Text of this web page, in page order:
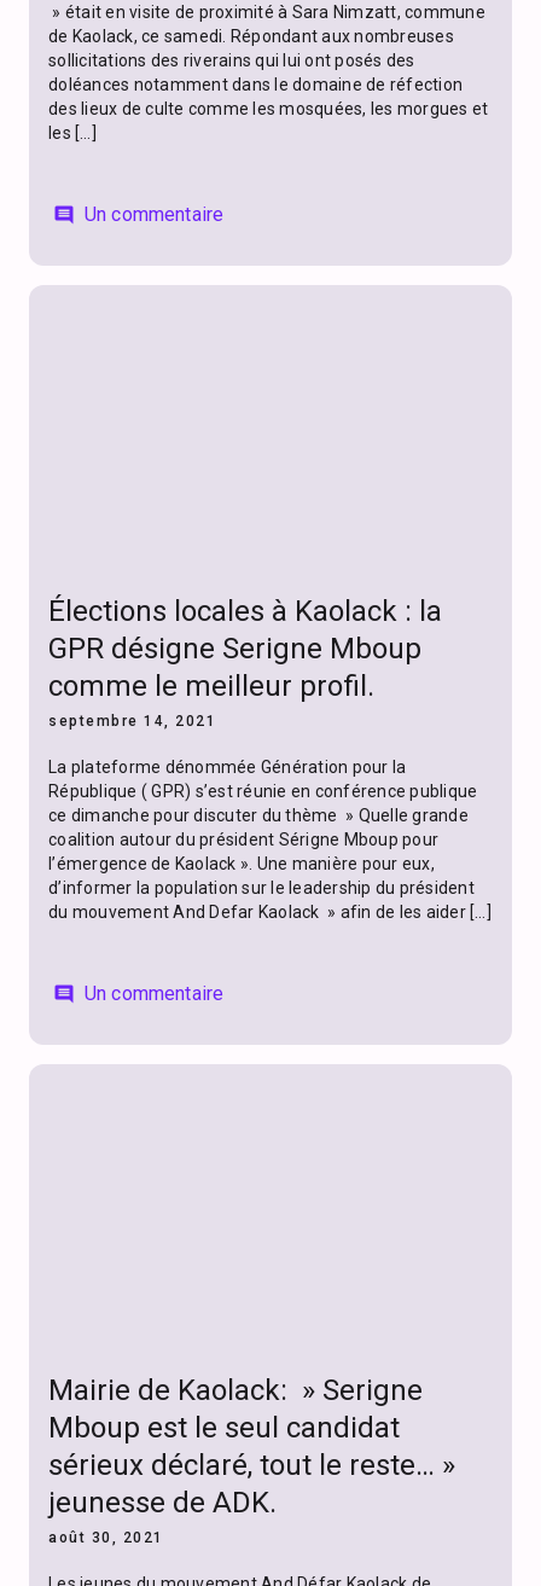
» était en visite de proximité à Sara Nimzatt, commune
de Kaolack, ce samedi. Répondant aux nombreuses
sollicitations des riverains qui lui ont posés des
doléances notamment dans le domaine de réfection
des lieux de culte comme les mosquées, les morgues et
les […]
comment Un commentaire
Élections locales à Kaolack : la
GPR désigne Serigne Mboup
comme le meilleur profil.
septembre 14, 2021
La plateforme dénommée Génération pour la
République ( GPR) s’est réunie en conférence publique
ce dimanche pour discuter du thème » Quelle grande
coalition autour du président Sérigne Mboup pour
l’émergence de Kaolack ». Une manière pour eux,
d’informer la population sur le leadership du président
du mouvement And Defar Kaolack » afin de les aider […]
comment Un commentaire
Mairie de Kaolack: » Serigne
Mboup est le seul candidat
sérieux déclaré, tout le reste… »
jeunesse de ADK.
août 30, 2021